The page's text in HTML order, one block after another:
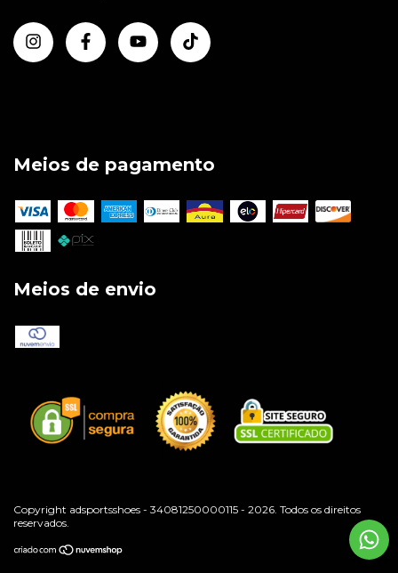
Meios de pagamento
Meios de envio
Copyright adsportsshoes - 34081250000115 - 2026. Todos os direitos
reservados.